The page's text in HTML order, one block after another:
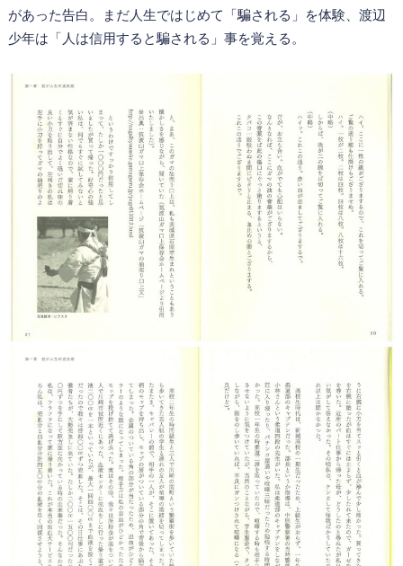
があった告白。まだ人生ではじめて「騙される」を体験、渡辺
少年は「人は信用すると騙される」事を覚える。